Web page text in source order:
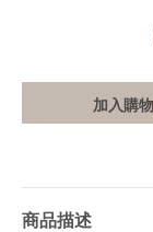
加入購
商品描述